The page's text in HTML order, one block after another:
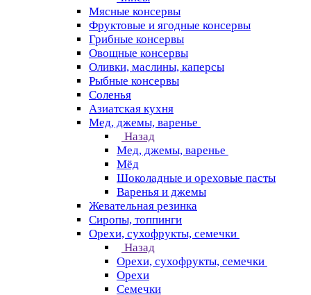
Мясные консервы
Фруктовые и ягодные консервы
Грибные консервы
Овощные консервы
Оливки, маслины, каперсы
Рыбные консервы
Соленья
Азиатская кухня
Мед, джемы, варенье
Назад
Мед, джемы, варенье
Мёд
Шоколадные и ореховые пасты
Варенья и джемы
Жевательная резинка
Сиропы, топпинги
Орехи, сухофрукты, семечки
Назад
Орехи, сухофрукты, семечки
Орехи
Семечки